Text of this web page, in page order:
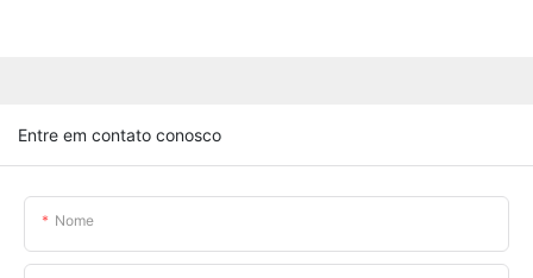
Entre em contato conosco
Nome